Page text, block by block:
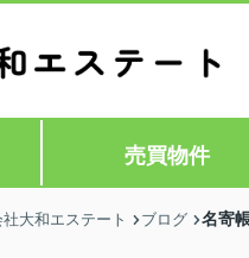
売買物件
大和エステート ブログ 名寄